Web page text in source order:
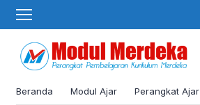
Beranda Modul Ajar Perangkat Ajar